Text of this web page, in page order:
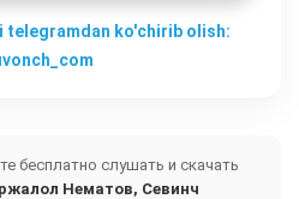
telegramdan ko'chirib olish:
бесплатно слушать и скачать
Нематов, Севинч